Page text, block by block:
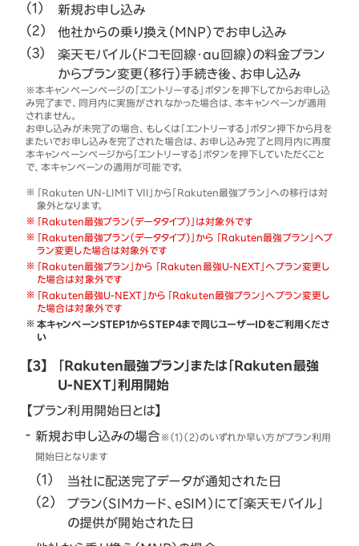
新規お申し込み
他社からの乗り換え（MNP）でお申し込み
楽天モバイル（ドコモ回線・au回線）の料金プラン
からプラン変更（移行）手続き後、お申し込み
※本キャンペーンページの「エントリーする」ボタンを押下してからお申し込
み完了まで、同月内に実施がされなかった場合は、本キャンペーンが適用
されません。
お申し込みが未完了の場合、もしくは「エントリーする」ボタン押下から月を
またいでお申し込みを完了された場合は、お申し込み完了と同月内に再度
本キャンペーンページから「エントリーする」ボタンを押下していただくこと
で、本キャンペーンの適用が可能です。
「Rakuten UN-LIMIT VII」から「Rakuten最強プラン」への移行は対
象外となります。
「Rakuten最強プラン（データタイプ）」は対象外です
「Rakuten最強プラン（データタイプ）」から 「Rakuten最強プラン」へプ
ラン変更した場合は対象外です
「Rakuten最強プラン」から 「Rakuten最強U-NEXT」へプラン変更し
た場合は対象外です
「Rakuten最強U-NEXT」から 「Rakuten最強プラン」へプラン変更し
た場合は対象外です
本キャンペーンSTEP1からSTEP4まで同じユーザーIDをご利用くださ
い
【3】
「Rakuten最強プラン」または「Rakuten最強
U-NEXT」利用開始
【プラン利用開始日とは】
新規お申し込みの場合 ※（1）（2）のいずれか早い方がプラン利用
開始日となります
当社に配送完了データが通知された日
プラン（SIMカード、eSIM）にて「楽天モバイル」
の提供が開始された日